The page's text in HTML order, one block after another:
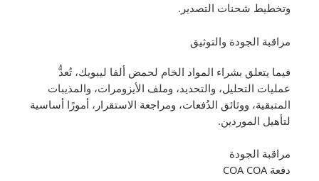
وتخطيط شحنات التصدير.
مراقبة الجودة والتوثيق
فيما يتعلق بشراء المواد الخام لحمض ألفا ليبويك، تُعدُّ
عمليات التحليل، والتحديد، وملف الأيزومرات، والمذيبات
المتبقية، ووثائق الدُفعات، ومراجعة الاستقرار، أمورًا أساسية
لتأهيل الموردين.
مراقبة الجودة
دفعة COA COA